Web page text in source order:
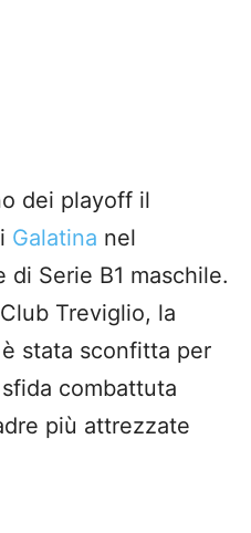
dei playoff il
Galatina nel
di Serie B1 maschile.
Treviglio, la
stata sconfitta per
combattuta
più attrezzate